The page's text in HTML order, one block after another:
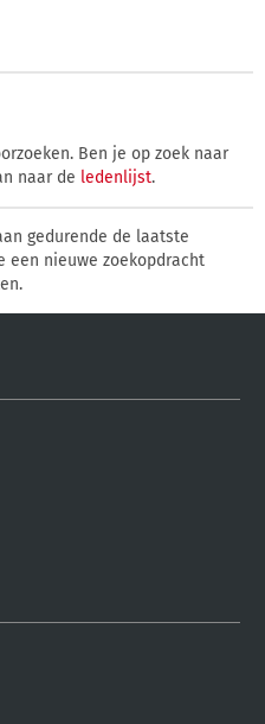
Ben je op zoek naar
naar de ledenlijst.
gedurende de laatste
een nieuwe zoekopdracht